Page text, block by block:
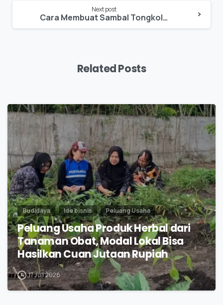
Next post
Cara Membuat Sambal Tongkol Suwir Sedap
Related Posts
0
Budidaya Ide bisnis Peluang Usaha
Peluang Usaha Produk Herbal dari
Tanaman Obat, Modal Lokal Bisa
Hasilkan Cuan Jutaan Rupiah
17 Juli 2026